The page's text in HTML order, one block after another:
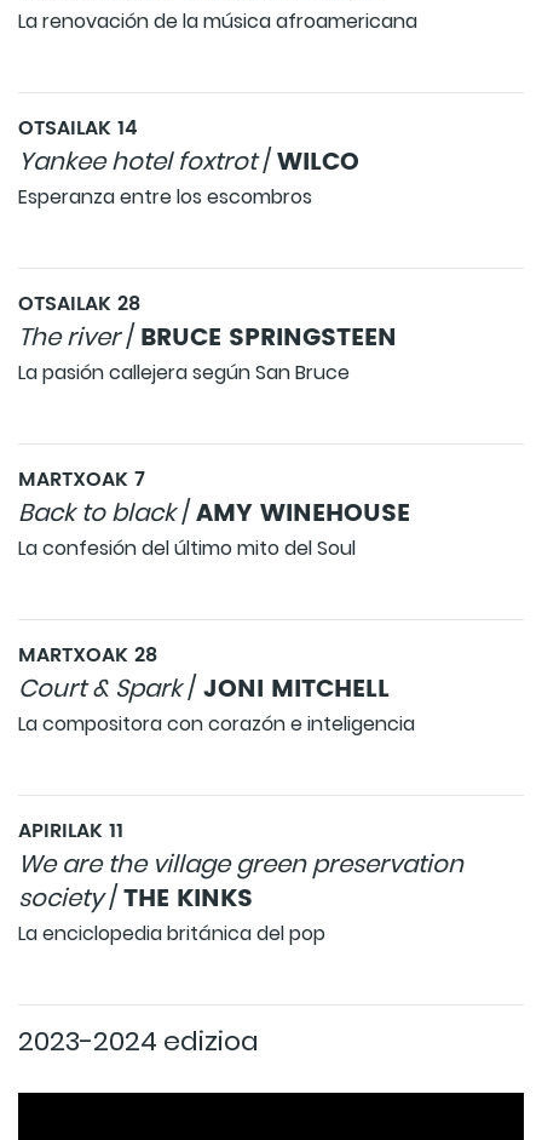
La renovación de la música afroamericana
OTSAILAK 14
Yankee hotel foxtrot/WILCO
Esperanza entre los escombros
OTSAILAK 28
The river/ BRUCE SPRINGSTEEN
La pasión callejera según San Bruce
MARTXOAK 7
Back to black/AMY WINEHOUSE
La confesión del último mito del Soul
MARTXOAK 28
Court & Spark/ JONI MITCHELL
La compositora con corazón e inteligencia
APIRILAK 11
We are the village green preservation
society/THE KINKS
La enciclopedia británica del pop
2023-2024 edizioa